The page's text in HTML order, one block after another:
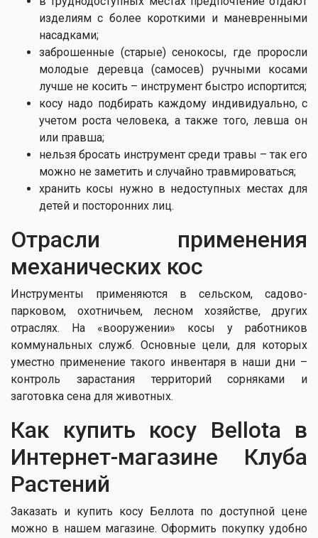
изделиям с более короткими и маневренными
насадками;
заброшенные (старые) сенокосы, где проросли
молодые деревца (самосев) ручными косами
лучше не косить – инструмент быстро испортится;
косу надо подбирать каждому индивидуально, с
учетом роста человека, а также того, левша он
или правша;
нельзя бросать инструмент среди травы – так его
можно не заметить и случайно травмироваться;
хранить косы нужно в недоступных местах для
детей и посторонних лиц.
Отрасли применения
механических кос
Инструменты применяются в сельском, садово-
парковом, охотничьем, лесном хозяйстве, других
отраслях. На «вооружении» косы у работников
коммунальных служб. Основные цели, для которых
уместно применение такого инвентаря в наши дни –
контроль зарастания территорий сорняками и
заготовка сена для животных.
Как купить косу Bellota в
Интернет-магазине Клуба
Растений
Заказать и купить косу Беллота по доступной цене
можно в нашем магазине. Оформить покупку удобно